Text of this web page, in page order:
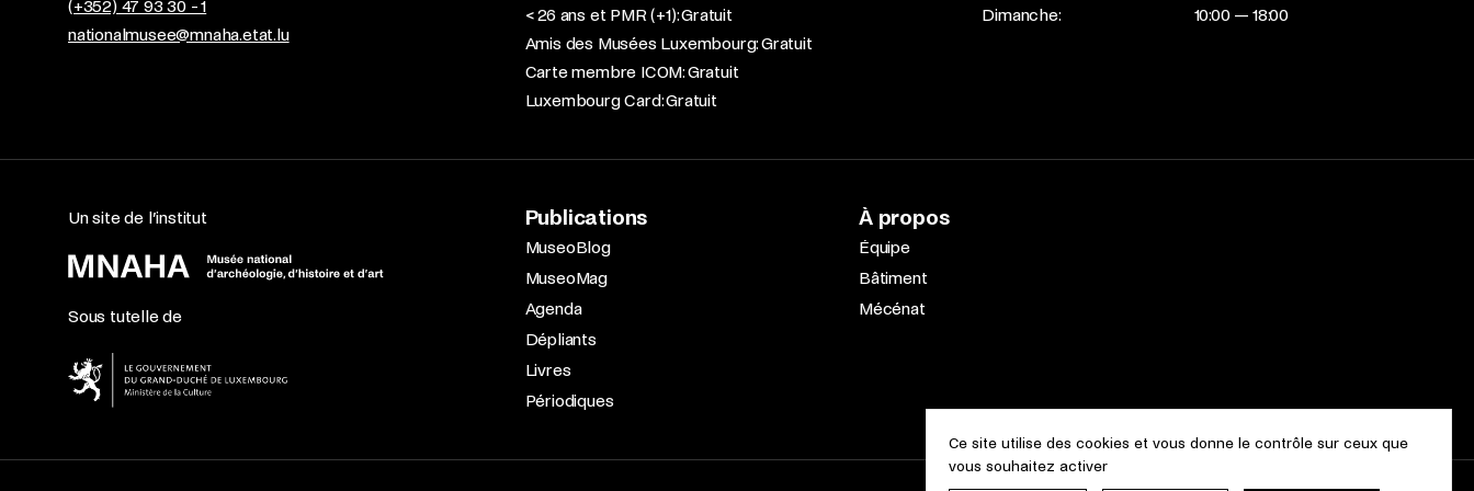
(+352) 47 93 30 - 1
nationalmusee@mnaha.etat.lu
< 26 ans et PMR (+1): Gratuit
Amis des Musées Luxembourg: Gratuit
Carte membre ICOM: Gratuit
Luxembourg Card: Gratuit
Dimanche: 10:00 — 18:00
Un site de l’institut
Sous tutelle de
Publications
MuseoBlog
MuseoMag
Agenda
Dépliants
Livres
Périodiques
À propos
Équipe
Bâtiment
Mécénat
Ce site utilise des cookies et vous donne le contrôle sur ceux que
vous souhaitez activer